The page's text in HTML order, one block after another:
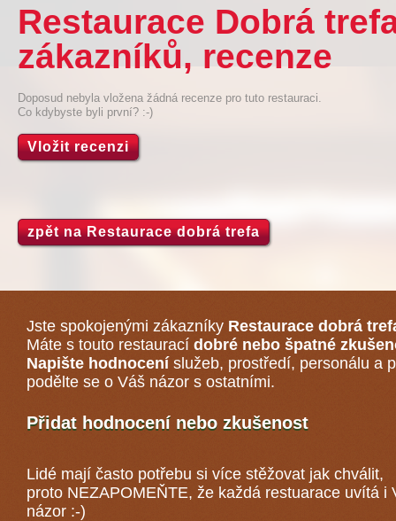
Restaurace Dobrá
zákazníků, recenze
Doposud nebyla vložena žádná recenze pro tuto restauraci.
Co kdybyste byli první? :-)
Vložit recenzi
zpět na Restaurace dobrá trefa
Jste spokojenými zákazníky Restaurace dobrá
Máte s touto restaurací dobré nebo špatné
Napište hodnocení služeb, prostředí, personálu a
podělte se o Váš názor s ostatními.
Přidat hodnocení nebo zkušenost
Lidé mají často potřebu si více stěžovat jak chválit,
proto NEZAPOMEŇTE, že každá restuarace uvítá i
názor :-)